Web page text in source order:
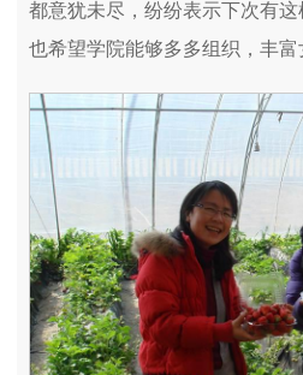
都意犹未尽，纷纷表示下次有这
也希望学院能够多多组织，丰富